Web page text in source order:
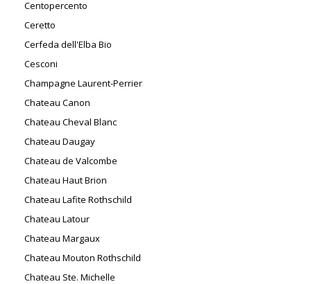
Centopercento
Ceretto
Cerfeda dell'Elba Bio
Cesconi
Champagne Laurent-Perrier
Chateau Canon
Chateau Cheval Blanc
Chateau Daugay
Chateau de Valcombe
Chateau Haut Brion
Chateau Lafite Rothschild
Chateau Latour
Chateau Margaux
Chateau Mouton Rothschild
Chateau Ste. Michelle